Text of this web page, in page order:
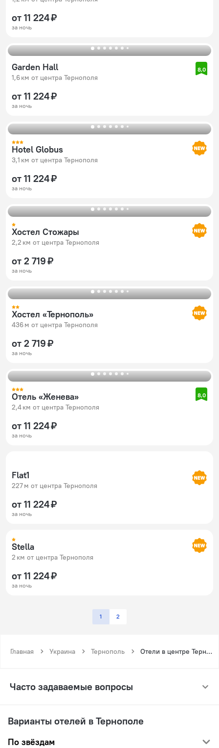
от 11 224 ₽
за ночь
Garden Hall
1,6 км от центра Тернополя
8,0
от 11 224 ₽
за ночь
Hotel Globus
3,1 км от центра Тернополя
от 11 224 ₽
за ночь
Хостел Стожары
2,2 км от центра Тернополя
от 2 719 ₽
за ночь
Хостел «Тернополь»
436 м от центра Тернополя
от 2 719 ₽
за ночь
Отель «Женева»
2,4 км от центра Тернополя
8,0
от 11 224 ₽
за ночь
Flat1
227 м от центра Тернополя
от 11 224 ₽
за ночь
Stella
2 км от центра Тернополя
от 11 224 ₽
за ночь
1 2
Главная Украина Тернополь Отели в центре Тернополя
Часто задаваемые вопросы
Варианты отелей в Тернополе
По звёздам